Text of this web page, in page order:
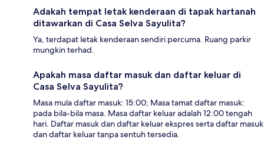
Adakah tempat letak kenderaan di tapak hartanah
ditawarkan di Casa Selva Sayulita?
Ya, terdapat letak kenderaan sendiri percuma. Ruang parkir
mungkin terhad.
Apakah masa daftar masuk dan daftar keluar di
Casa Selva Sayulita?
Masa mula daftar masuk: 15:00; Masa tamat daftar masuk:
pada bila-bila masa. Masa daftar keluar adalah 12:00 tengah
hari. Daftar masuk dan daftar keluar ekspres serta daftar masuk
dan daftar keluar tanpa sentuh tersedia.